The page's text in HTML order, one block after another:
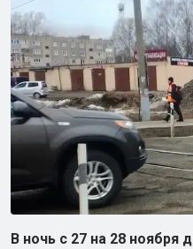
В ночь с 27 на 28 ноября